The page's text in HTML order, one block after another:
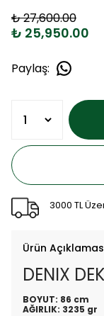
₺ 27,600.00
₺ 25,950.00
Paylaş:
3000 TL
Ürün
DENIX
BOYUT: 86 cm
AĞIRLIK: 3235 gr